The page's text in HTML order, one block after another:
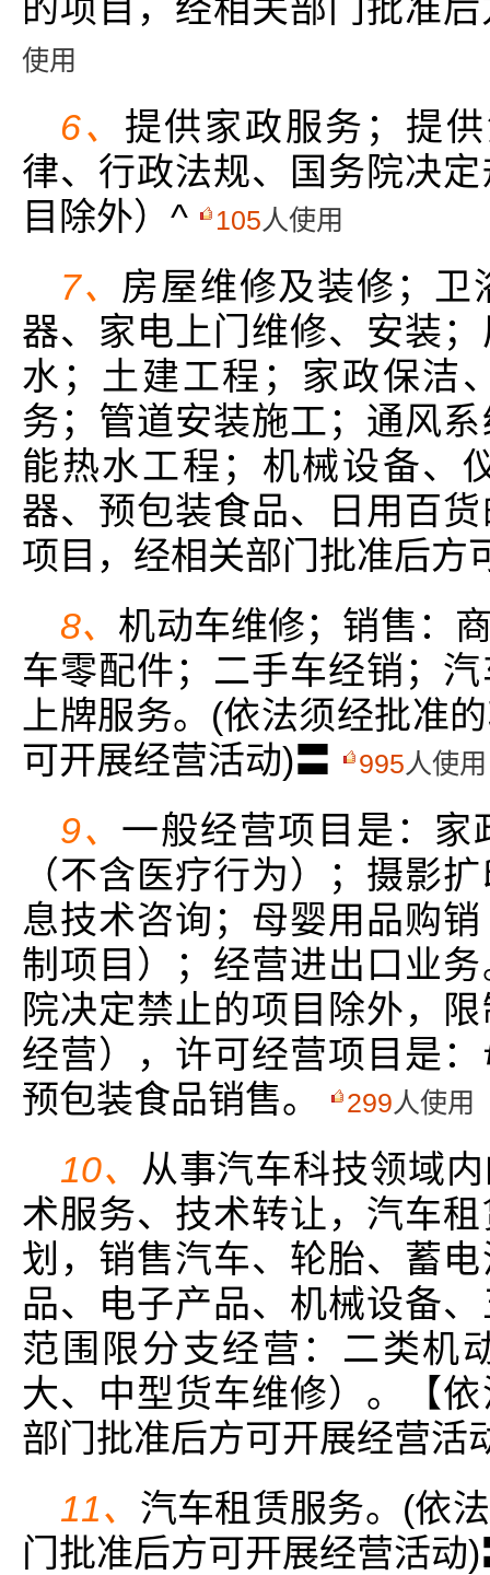
的项目，经相关部门批准
使用
6、 提供家政服务；提
律、行政法规、国务院决
目除外）^
105人使用
7、 房屋维修及装修；卫
器、家电上门维修、安装
水；土建工程；家政保洁
务；管道安装施工；通风
能热水工程；机械设备、
器、预包装食品、日用百
项目，经相关部门批准后方
8、 机动车维修；销售：
车零配件；二手车经销；
上牌服务。(依法须经批准
可开展经营活动)〓
995人使用
9、 一般经营项目是：家
（不含医疗行为）；摄影
息技术咨询；母婴用品购
制项目）；经营进出口业
院决定禁止的项目除外，
经营），许可经营项目是
预包装食品销售。
299人使用
10、 从事汽车科技领域
术服务、技术转让，汽车
划，销售汽车、轮胎、蓄
品、电子产品、机械设备
范围限分支经营：二类机
大、中型货车维修）。【
部门批准后方可开展经营活
11、 汽车租赁服务。(依
门批准后方可开展经营活动)